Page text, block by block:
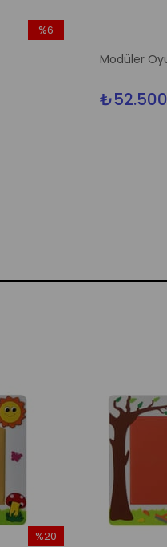
%6
Modüler
%20